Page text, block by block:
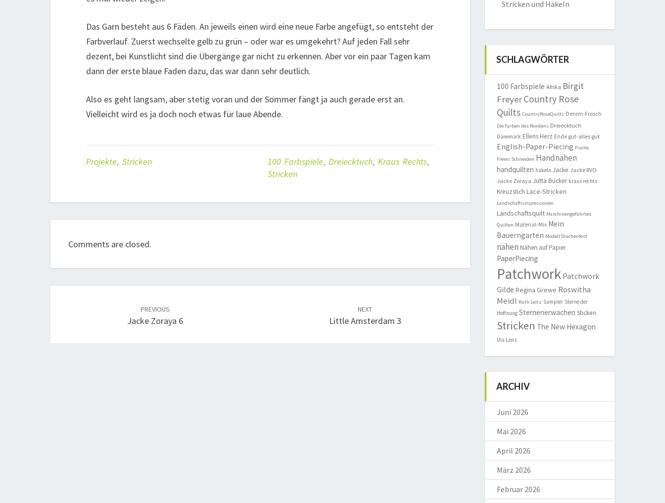
Das Garn besteht aus 6 Fäden. An jeweils einen wird eine neue Farbe angefügt, so entsteht der
Farbverlauf. Zuerst wechselte gelb zu grün – oder war es umgekehrt? Auf jeden Fall sehr
dezent, bei Kunstlicht sind die Übergänge gar nicht zu erkennen. Aber vor ein paar Tagen kam
dann der erste blaue Faden dazu, das war dann sehr deutlich.
Also es geht langsam, aber stetig voran und der Sommer fängt ja auch gerade erst an.
Vielleicht wird es ja doch noch etwas für laue Abende.
Projekte, Stricken 100 Farbspiele, Dreiecktuch, Kraus Rechts,
Stricken
Comments are closed.
PREVIOUS
Jacke Zoraya 6
NEXT
Little Amsterdam 3
Stricken und Häkeln
SCHLAGWÖRTER
100 Farbspiele Afrika Birgit
FreyerCountry Rose
Quilts CountryRoseQuilts Denim-Frosch
Die Farben des Nordens Dreiecktuch
Dänemark Ellens Herz Ende gut-alles gut
English-Paper-Piecing Fische
Freies Schneiden Handnähen
handquilten häkeln Jacke Jacke RVO
Jacke Zoraya Jutta Bücker kraus rechts
Kreuzstich Lace-Stricken
Landschaftsimpressionen
Landschaftsquilt Maschinengeführtes
Quilten Material-Mix Mein
Bauerngarten Modell Drachenfest
nähen Nähen auf Papier
PaperPiecing
Patchwork Patchwork
Gilde Regina Grewe Roswitha
Meidl Ruth Leitz Sampler Sterne der
Hoffnung Sternenerwachen Sticken
Stricken The New Hexagon
Ula Lenz
ARCHIV
Juni 2026
Mai 2026
April 2026
März 2026
Februar 2026